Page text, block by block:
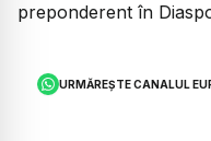
preponderent în
URMĂREȘTE CANALUL